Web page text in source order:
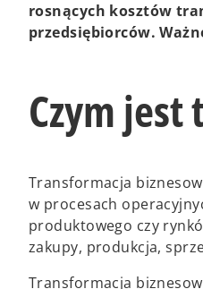
rosnących kosztów
przedsiębiorców.
Czym
Transformacja
w procesach
produktowego czy
zakupy, produkcja,
Transformacja